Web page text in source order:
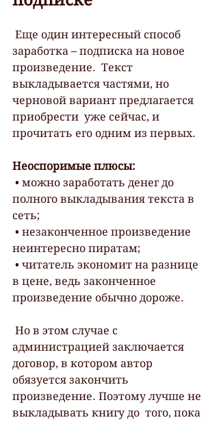
заработка – подписка на новое
произведение.  Текст
выкладывается частями, но
черновой вариант предлагается
приобрести  уже сейчас, и
прочитать его одним из первых.
Неоспоримые плюсы:
полного выкладывания текста в
сеть;
неинтересно пиратам;
в цене, ведь законченное
произведение обычно дороже.
администрацией заключается
договор, в котором автор
обязуется закончить
произведение. Поэтому лучше не
выкладывать книгу до  того, пока